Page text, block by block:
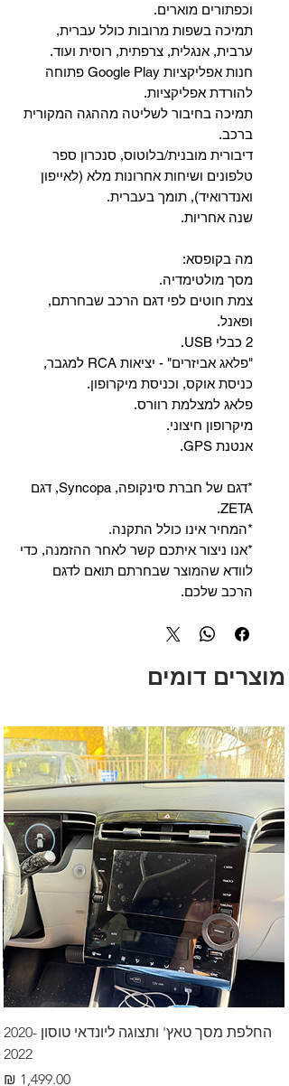
וכפתורים מוארים.
תמיכה בשפות מרובות כולל עברית,
ערבית, אנגלית, צרפתית, רוסית ועוד.
‏חנות אפליקציות Google Play פתוחה
להורדת אפליקציות.
‏תמיכה בחיבור לשליטה מההגה המקורית
ברכב.
‏דיבורית מובנית/בלוטוס, ‏סנכרון ספר
טלפונים ושיחות אחרונות מלא (לאייפון
ואנדרואיד), תומך בעברית.
שנה אחריות.
מה בקופסא:
מסך מולטימדיה.
צמת חוטים לפי דגם הרכב שבחרתם,
ופאנל.
2 כבלי USB.
"פלאג אביזרים" - יציאות RCA למגבר,
כניסת אוקס, וכניסת מיקרופון.
פלאג למצלמת רוורס.
מיקרופון חיצוני.
אנטנת GPS.
*דגם של חברת סינקופה, Syncopa, דגם
ZETA.
*המחיר אינו כולל התקנה.
*אנו ניצור איתכם קשר לאחר ההזמנה, כדי
לוודא שהמוצר שבחרתם תואם לדגם
הרכב שלכם.
מוצרים דומים
החלפת מסך טאץ' ותצוגה ליונדאי טוסון 2020-
2022
מחיר